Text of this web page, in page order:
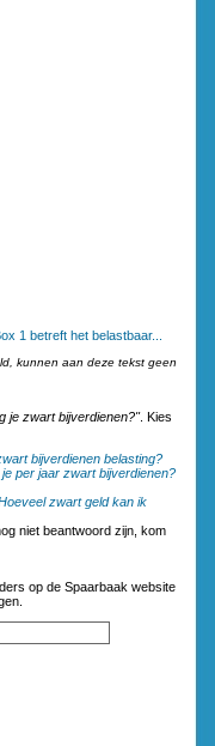
1 betreft het belastbaar...
kunnen aan deze tekst geen
je zwart bijverdienen?". Kies
bijverdienen belasting?
per jaar zwart bijverdienen?
zwart geld kan ik
niet beantwoord zijn, kom
op de Spaarbaak website